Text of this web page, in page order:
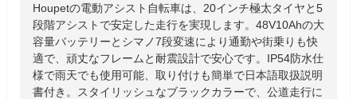
Houpetの電動アシスト自転車は、20インチ極太タイヤと5
段階アシストで安定した走行を実現します。48V10Ahの大
容量バッテリーとシマノ7段変速により通勤や街乗りも快
適で、頑丈なフレームと耐震設計で安心です。IP54防水仕
様で雨天でも使用可能、取り付けも簡単で日本語取扱説明
書付き。スタイリッシュなブラックカラーで、公道走行に